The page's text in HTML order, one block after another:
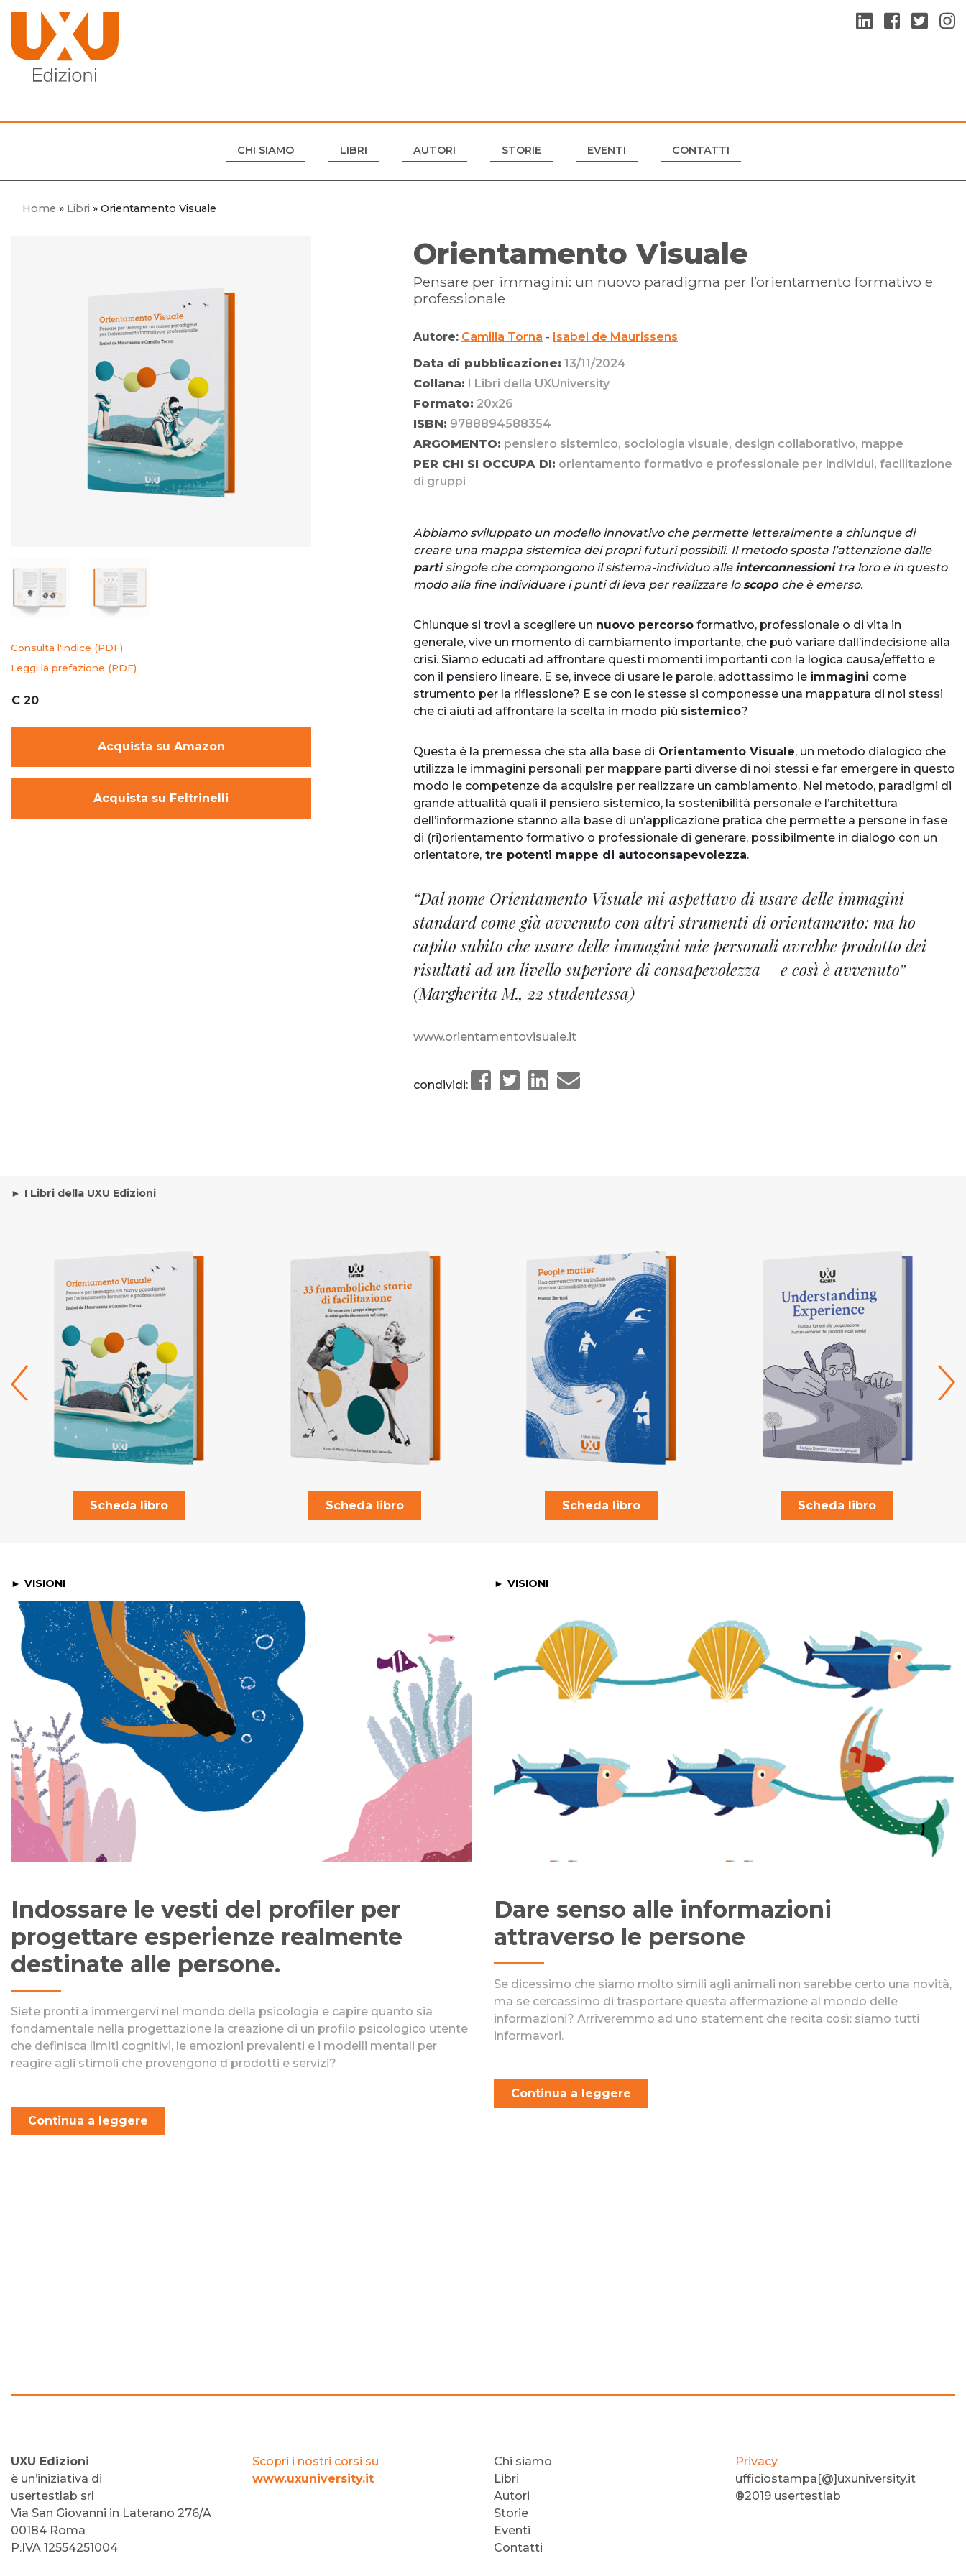
CHI SIAMO LIBRI AUTORI STORIE EVENTI CONTATTI
Home » Libri » Orientamento Visuale
Consulta l'indice (PDF)
Leggi la prefazione (PDF)
€ 20
Acquista su Amazon
Acquista su Feltrinelli
Orientamento Visuale
Pensare per immagini: un nuovo paradigma per l’orientamento formativo e
professionale
Autore: Camilla Torna - Isabel de Maurissens
Data di pubblicazione: 13/11/2024
Collana: I Libri della UXUniversity
Formato: 20x26
ISBN: 9788894588354
ARGOMENTO: pensiero sistemico, sociologia visuale, design collaborativo, mappe
PER CHI SI OCCUPA DI: orientamento formativo e professionale per individui, facilitazione
di gruppi
Abbiamo sviluppato un modello innovativo che permette letteralmente a chiunque di
creare una mappa sistemica dei propri futuri possibili. Il metodo sposta l’attenzione dalle
parti singole che compongono il sistema-individuo alle interconnessioni tra loro e in questo
modo alla fine individuare i punti di leva per realizzare loscopo che è emerso.
Chiunque si trovi a scegliere un nuovo percorso formativo, professionale o di vita in
generale, vive un momento di cambiamento importante, che può variare dall’indecisione alla
crisi. Siamo educati ad affrontare questi momenti importanti con la logica causa/effetto e
con il pensiero lineare. E se, invece di usare le parole, adottassimo le immagini come
strumento per la riflessione? E se con le stesse si componesse una mappatura di noi stessi
che ci aiuti ad affrontare la scelta in modo più sistemico?
Questa è la premessa che sta alla base di Orientamento Visuale, un metodo dialogico che
utilizza le immagini personali per mappare parti diverse di noi stessi e far emergere in questo
modo le competenze da acquisire per realizzare un cambiamento. Nel metodo, paradigmi di
grande attualità quali il pensiero sistemico, la sostenibilità personale e l’architettura
dell’informazione stanno alla base di un’applicazione pratica che permette a persone in fase
di (ri)orientamento formativo o professionale di generare, possibilmente in dialogo con un
orientatore, tre potenti mappe di autoconsapevolezza.
“Dal nome Orientamento Visuale mi aspettavo di usare delle immagini
standard come già avvenuto con altri strumenti di orientamento: ma ho
capito subito che usare delle immagini mie personali avrebbe prodotto dei
risultati ad un livello superiore di consapevolezza – e così è avvenuto”
(Margherita M., 22 studentessa)
www.orientamentovisuale.it
condividi:
I Libri della UXU Edizioni
Scheda libro Scheda libro Scheda libro Scheda libro
›
VISIONI
Indossare le vesti del profiler per
progettare esperienze realmente
destinate alle persone.
Siete pronti a immergervi nel mondo della psicologia e capire quanto sia
fondamentale nella progettazione la creazione di un profilo psicologico utente
che definisca limiti cognitivi, le emozioni prevalenti e i modelli mentali per
reagire agli stimoli che provengono d prodotti e servizi?
Continua a leggere
VISIONI
Dare senso alle informazioni
attraverso le persone
Se dicessimo che siamo molto simili agli animali non sarebbe certo una novità,
ma se cercassimo di trasportare questa affermazione al mondo delle
informazioni? Arriveremmo ad uno statement che recita così: siamo tutti
informavori.
Continua a leggere
UXU Edizioni
è un’iniziativa di
usertestlab srl
Via San Giovanni in Laterano 276/A
00184 Roma
P.IVA 12554251004
Scopri i nostri corsi su
www.uxuniversity.it
Chi siamo
Libri
Autori
Storie
Eventi
Contatti
Privacy
ufficiostampa[@]uxuniversity.it
®2019 usertestlab